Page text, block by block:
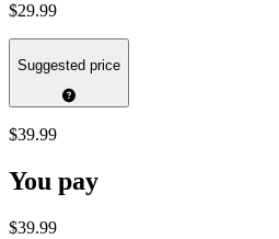
$29.99
Suggested price
$39.99
You pay
$39.99